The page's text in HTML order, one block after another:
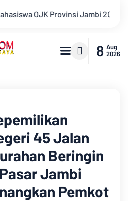
di Taman Banjuran Budayo,
8 Aug
2026
45 Jalan
Beringin
Jambi
Pemkot